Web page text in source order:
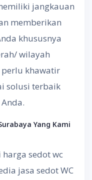
jangkauan
memberikan
khususnya
wilayah
perlu khawatir
solusi terbaik
Yang Kami
sedot wc
jasa sedot WC